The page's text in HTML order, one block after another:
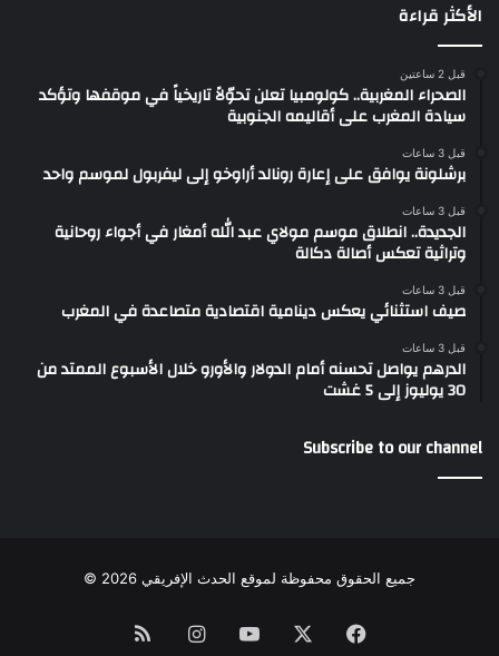
الأكثر قراءة
قبل 2 ساعتين
الصحراء المغربية.. كولومبيا تعلن تحوّلاً تاريخياً في موقفها وتؤكد
سيادة المغرب على أقاليمه الجنوبية
قبل 3 ساعات
برشلونة يوافق على إعارة رونالد أراوخو إلى ليفربول لموسم واحد
قبل 3 ساعات
الجديدة.. انطلاق موسم مولاي عبد الله أمغار في أجواء روحانية
وتراثية تعكس أصالة دكالة
قبل 3 ساعات
صيف استثنائي يعكس دينامية اقتصادية متصاعدة في المغرب
قبل 3 ساعات
الدرهم يواصل تحسنه أمام الدولار والأورو خلال الأسبوع الممتد من
30 يوليوز إلى 5 غشت
Subscribe to our channel
جميع الحقوق محفوظة لموقع الحدث الإفريقي 2026 ©
Facebook
YouTube
Instagram